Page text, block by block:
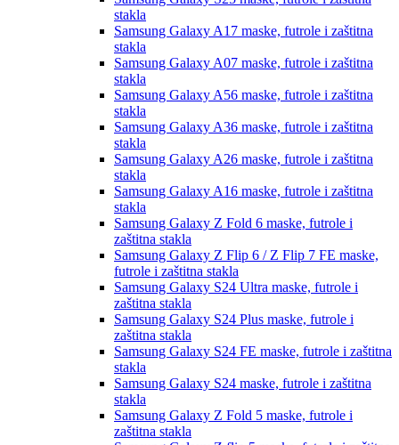
stakla
Samsung Galaxy A17 maske, futrole i zaštitna
stakla
Samsung Galaxy A07 maske, futrole i zaštitna
stakla
Samsung Galaxy A56 maske, futrole i zaštitna
stakla
Samsung Galaxy A36 maske, futrole i zaštitna
stakla
Samsung Galaxy A26 maske, futrole i zaštitna
stakla
Samsung Galaxy A16 maske, futrole i zaštitna
stakla
Samsung Galaxy Z Fold 6 maske, futrole i
zaštitna stakla
Samsung Galaxy Z Flip 6 / Z Flip 7 FE maske,
futrole i zaštitna stakla
Samsung Galaxy S24 Ultra maske, futrole i
zaštitna stakla
Samsung Galaxy S24 Plus maske, futrole i
zaštitna stakla
Samsung Galaxy S24 FE maske, futrole i zaštitna
stakla
Samsung Galaxy S24 maske, futrole i zaštitna
stakla
Samsung Galaxy Z Fold 5 maske, futrole i
zaštitna stakla